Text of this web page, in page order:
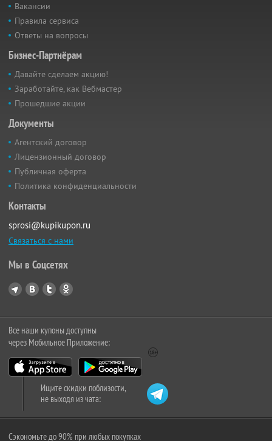
Вакансии
Правила сервиса
Ответы на вопросы
Бизнес-Партнёрам
Давайте сделаем акцию!
Заработайте, как Вебмастер
Прошедшие акции
Документы
Агентский договор
Лицензионный договор
Публичная оферта
Политика конфиденциальности
Контакты
sprosi@kupikupon.ru
Связаться с нами
Мы в Соцсетях
Все наши купоны доступны
через Мобильное Приложение:
Ищите скидки поблизости,
не выходя из чата:
Сэкономьте до 90% при любых покупках